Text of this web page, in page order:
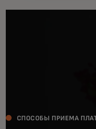
СПОСОБЫ ПРИЕМА